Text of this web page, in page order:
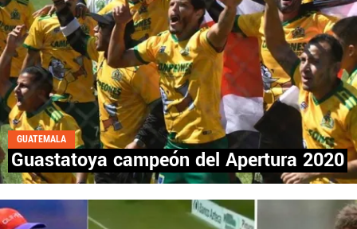
KEYLOR NAVAS
COSTA RICA
HONDURAS
GUATEMALA
EL SALVADOR
PANAMÁ
GUATEMALA
Guastatoya campeón del Apertura 2020